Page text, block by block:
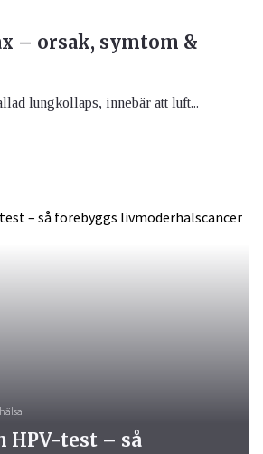
– orsak, symtom &
lungkollaps, innebär att luft...
HPV-test – så